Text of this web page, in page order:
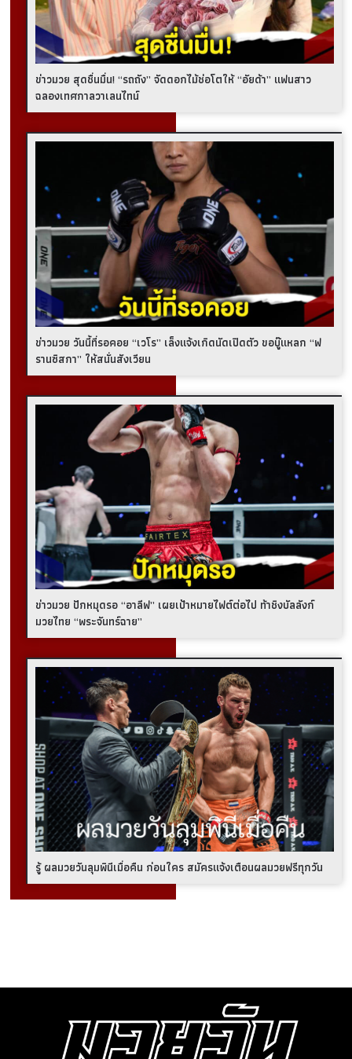
ข่าวมวย สุดชื่นมื่น! “รถถัง” จัดดอกไม้ช่อโตให้ “อัยด้า” แฟนสาว
ฉลองเทศกาลวาเลนไทน์
ข่าวมวย วันนี้ที่รอคอย “เวโร” เล็งแจ้งเกิดนัดเปิดตัว ขอบู๊แหลก “ฟ
รานซิสกา” ให้สนั่นสังเวียน
ข่าวมวย ปักหมุดรอ “อาลีฟ” เผยเป้าหมายไฟต์ต่อไป ท้าชิงบัลลังก์
มวยไทย “พระจันทร์ฉาย”
รู้ ผลมวยวันลุมพินีเมื่อคืน ก่อนใคร สมัครแจ้งเตือนผลมวยฟรีทุกวัน